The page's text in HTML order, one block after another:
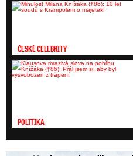
ČESKÉ CELEBRITY
POLITIKA